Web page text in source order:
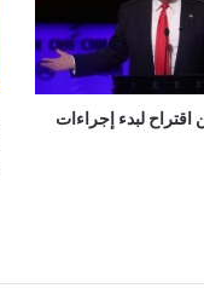
لبدء إجراءات